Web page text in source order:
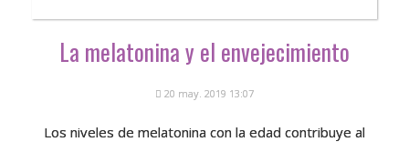
La melatonina y el envejecimiento
20 may. 2019 13:07
Los niveles de melatonina con la edad contribuye al